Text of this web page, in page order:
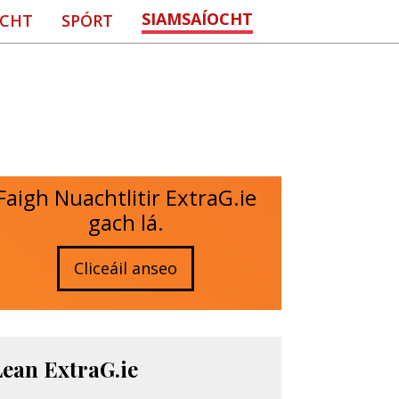
SPÓRT SIAMSAÍOCHT
Nuachtlitir ExtraG.ie
gach lá.
Cliceáil anseo
ExtraG.ie